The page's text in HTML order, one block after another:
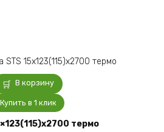
В корзину
Купить в 1 клик
термо